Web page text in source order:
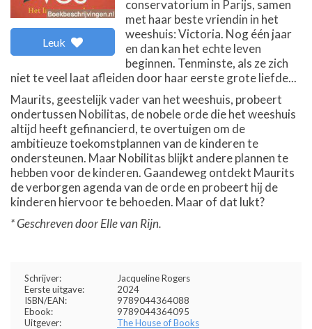
Leuk
conservatorium in Parijs, samen
met haar beste vriendin in het
weeshuis: Victoria. Nog één jaar
en dan kan het echte leven
beginnen. Tenminste, als ze zich
niet te veel laat afleiden door haar eerste grote liefde...
Maurits, geestelijk vader van het weeshuis, probeert
ondertussen Nobilitas, de nobele orde die het weeshuis
altijd heeft gefinancierd, te overtuigen om de
ambitieuze toekomstplannen van de kinderen te
ondersteunen. Maar Nobilitas blijkt andere plannen te
hebben voor de kinderen. Gaandeweg ontdekt Maurits
de verborgen agenda van de orde en probeert hij de
kinderen hiervoor te behoeden. Maar of dat lukt?
* Geschreven door Elle van Rijn.
Schrijver:
Jacqueline Rogers
Eerste uitgave:
2024
ISBN/EAN:
9789044364088
Ebook:
9789044364095
Uitgever:
The House of Books